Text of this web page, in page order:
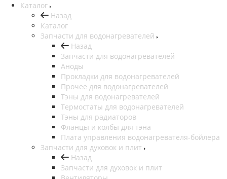
Каталог
Назад
Каталог
Запчасти для водонагревателей
Назад
Запчасти для водонагревателей
Аноды
Прокладки для водонагревателей
Прочее для водонагревателей
Тэны для водонагревателей
Термостаты для водонагревателей
Тэны для радиаторов
Фланцы и колбы для тэна
Плата управления водонагревателя-бойлера
Запчасти для духовок и плит
Назад
Запчасти для духовок и плит